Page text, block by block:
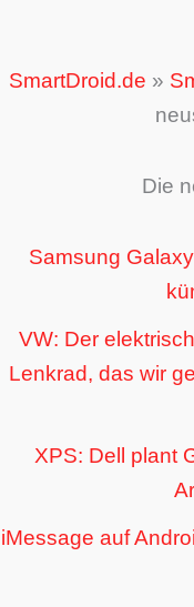
SmartDroid.de »
Die
Samsung
VW: Der
Lenkrad, das wir
XPS: Dell plant
iMessage auf